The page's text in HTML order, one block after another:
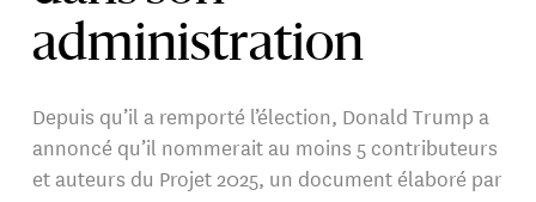
administration
Depuis qu’il a remporté l’élection, Donald Trump a
annoncé qu’il nommerait au moins 5 contributeurs
et auteurs du Projet 2025, un document élaboré par